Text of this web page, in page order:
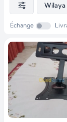
Wilaya
Échange